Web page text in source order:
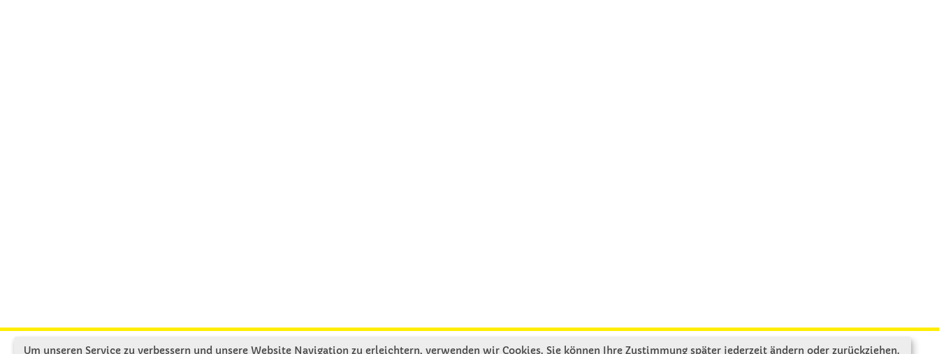
Um unseren Service zu verbessern und unsere Website Navigation zu erleichtern, verwenden wir Cookies. Sie können Ihre Zustimmung später jederzeit ändern oder zurückziehen.